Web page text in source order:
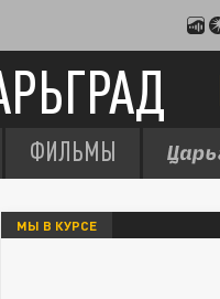
ФИЛЬМЫ
МЫ В КУРСЕ